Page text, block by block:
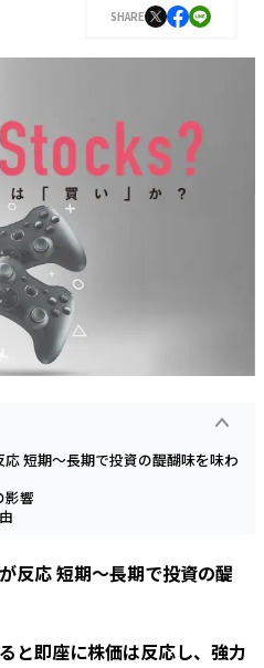
SHARE
短期～長期で投資の醍醐味を味わ
影響
反応 短期～長期で投資の醍
と即座に株価は反応し、強力